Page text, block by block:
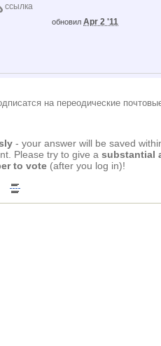
ссылка
обновил Apr 2 '11
на переодические
- your answer will be saved
Please try to give a substantial
to vote (after you log in)!